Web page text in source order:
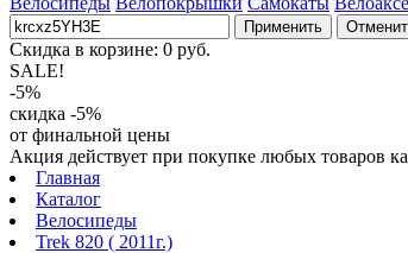
Применить
Скидка в корзине: 0 руб.
SALE!
-5%
скидка -5%
от финальной цены
Акция действует при покупке любых товаров
Главная
Каталог
Велосипеды
Trek 820 ( 2011г.)